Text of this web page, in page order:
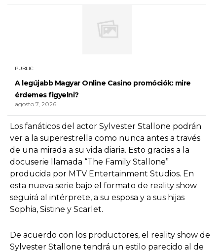
Los fanáticos del actor Sylvester Stallone podrán
ver a la superestrella como nunca antes a través
de una mirada a su vida diaria. Esto gracias a la
docuserie llamada “The Family Stallone”
producida por MTV Entertainment Studios. En
esta nueva serie bajo el formato de reality show
seguirá al intérprete, a su esposa y a sus hijas
Sophia, Sistine y Scarlet.
De acuerdo con los productores, el reality show de
Sylvester Stallone tendrá un estilo parecido al de
PUBLIC
A legújabb Magyar Online Casino promóciók: mire
érdemes figyelni?
agosto 7, 2026